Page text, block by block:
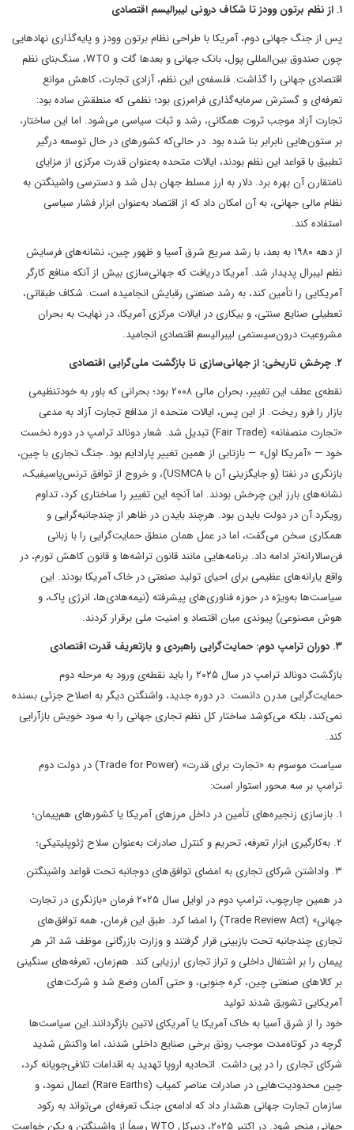
۱. از نظم برتون وودز تا شکاف درونی لیبرالیسم اقتصادی
پس از جنگ جهانی دوم، آمریکا با طراحی نظام برتون وودز و پایه‌گذاری نهادهایی
چون صندوق بین‌المللی پول، بانک جهانی و بعدها گات و WTO، سنگ‌بنای نظم
اقتصادی جهانی را گذاشت. فلسفه‌ی این نظم، آزادی تجارت، کاهش موانع
تعرفه‌ای و گسترش سرمایه‌گذاری فرامرزی بود؛ نظمی که منطقش ساده بود:
تجارت آزاد موجب ثروت همگانی، رشد و ثبات سیاسی می‌شود. اما این ساختار،
بر ستون‌هایی نابرابر بنا شده بود. در حالی‌که کشورهای در حال توسعه درگیر
تطبیق با قواعد این نظم بودند، ایالات متحده به‌عنوان قدرت مرکزی از مزایای
نامتقارن آن بهره برد. دلار به ارز مسلط جهان بدل شد و دسترسی واشینگتن به
نظام مالی جهانی، به آن امکان داد که از اقتصاد به‌عنوان ابزار فشار سیاسی
استفاده کند.
از دهه ۱۹۸۰ به بعد، با رشد سریع شرق آسیا و ظهور چین، نشانه‌های فرسایش
نظم لیبرال پدیدار شد. آمریکا دریافت که جهانی‌سازی بیش از آنکه منافع کارگر
آمریکایی را تأمین کند، به رشد صنعتی رقبایش انجامیده است. شکاف طبقاتی،
تعطیلی صنایع سنتی، و بیکاری در ایالات مرکزی آمریکا، در نهایت به بحران
مشروعیت درون‌سیستمی لیبرالیسم اقتصادی انجامید.
۲. چرخش تاریخی: از جهانی‌سازی تا بازگشت ملی‌گرایی اقتصادی
نقطه‌ی عطف این تغییر، بحران مالی ۲۰۰۸ بود؛ بحرانی که باور به خودتنظیمی
بازار را فرو ریخت. از این پس، ایالات متحده از مدافع تجارت آزاد به مدعی
«تجارت منصفانه» (Fair Trade) تبدیل شد. شعار دونالد ترامپ در دوره نخست
خود — «آمریکا اول» — بازتابی از همین تغییر پارادایم بود. جنگ تجاری با چین،
بازنگری در نفتا (و جایگزینی آن با USMCA)، و خروج از توافق ترنس‌پاسیفیک،
نشانه‌های بارز این چرخش بودند. اما آنچه این تغییر را ساختاری کرد، تداوم
رویکرد آن در دولت بایدن بود. هرچند بایدن در ظاهر از چندجانبه‌گرایی و
همکاری سخن می‌گفت، اما در عمل همان منطق حمایت‌گرایی را با زبانی
فن‌سالارانه‌تر ادامه داد. برنامه‌هایی مانند قانون تراشه‌ها و قانون کاهش تورم، در
واقع یارانه‌های عظیمی برای احیای تولید صنعتی در خاک آمریکا بودند. این
سیاست‌ها به‌ویژه در حوزه فناوری‌های پیشرفته (نیمه‌هادی‌ها، انرژی پاک، و
هوش مصنوعی) پیوندی میان اقتصاد و امنیت ملی برقرار کردند.
۳. دوران ترامپ دوم: حمایت‌گرایی راهبردی و بازتعریف قدرت اقتصادی
بازگشت دونالد ترامپ در سال ۲۰۲۵ را باید نقطه‌ی ورود به مرحله دوم
حمایت‌گرایی مدرن دانست. در دوره جدید، واشنگتن دیگر به اصلاح جزئی بسنده
نمی‌کند، بلکه می‌کوشد ساختار کل نظم تجاری جهانی را به سود خویش بازآرایی
کند.
سیاست موسوم به «تجارت برای قدرت» (Trade for Power) در دولت دوم
ترامپ بر سه محور استوار است:
۱. بازسازی زنجیره‌های تأمین در داخل مرزهای آمریکا یا کشورهای هم‌پیمان؛
۲. به‌کارگیری ابزار تعرفه، تحریم و کنترل صادرات به‌عنوان سلاح ژئوپلیتیکی؛
۳. واداشتن شرکای تجاری به امضای توافق‌های دوجانبه تحت قواعد واشینگتن.
در همین چارچوب، ترامپ دوم در اوایل سال ۲۰۲۵ فرمان «بازنگری در تجارت
جهانی» (Trade Review Act) را امضا کرد. طبق این فرمان، همه توافق‌های
تجاری چندجانبه تحت بازبینی قرار گرفتند و وزارت بازرگانی موظف شد اثر هر
پیمان را بر اشتغال داخلی و تراز تجاری ارزیابی کند. هم‌زمان، تعرفه‌های سنگینی
بر کالاهای صنعتی چین، کره جنوبی، و حتی آلمان وضع شد و شرکت‌های
آمریکایی تشویق شدند تولید
خود را از شرق آسیا به خاک آمریکا یا آمریکای لاتین بازگردانند.این سیاست‌ها
گرچه در کوتاه‌مدت موجب رونق برخی صنایع داخلی شدند، اما واکنش شدید
شرکای تجاری را در پی داشت. اتحادیه اروپا تهدید به اقدامات تلافی‌جویانه کرد،
چین محدودیت‌هایی در صادرات عناصر کمیاب (Rare Earths) اعمال نمود، و
سازمان تجارت جهانی هشدار داد که ادامه‌ی جنگ تعرفه‌ای می‌تواند به رکود
جهانی منجر شود. در اکتبر ۲۰۲۵، دبیرکل WTO رسماً از واشینگتن و پکن خواست